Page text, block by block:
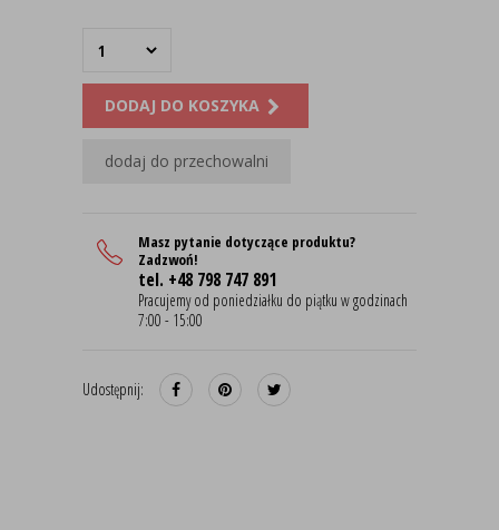
DODAJ DO KOSZYKA
dodaj do przechowalni
Masz pytanie dotyczące produktu?
Zadzwoń!
tel. +48 798 747 891
Pracujemy od poniedziałku do piątku w godzinach
7:00 - 15:00
Udostępnij: